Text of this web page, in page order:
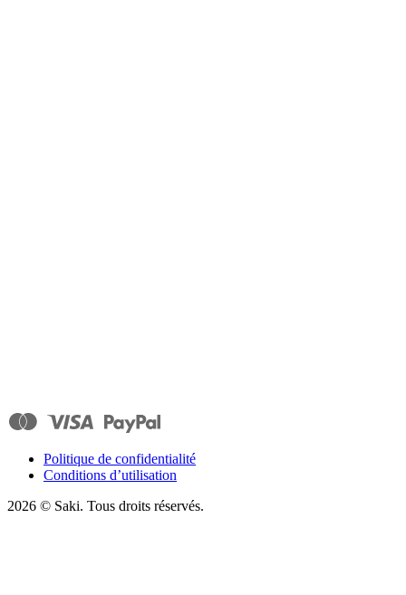
Politique de confidentialité
Conditions d’utilisation
2026 © Saki. Tous droits réservés.